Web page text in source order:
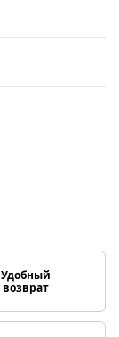
Удобный
возврат